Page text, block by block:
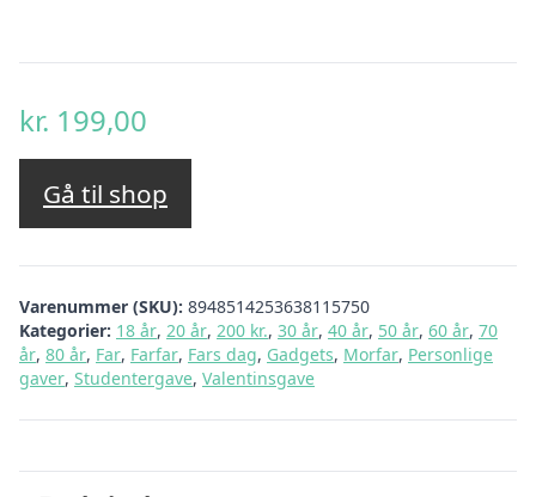
kr. 199,00
Gå til shop
Varenummer (SKU): 8948514253638115750
Kategorier: 18 år, 20 år, 200 kr., 30 år, 40 år, 50 år, 60 år, 70
år, 80 år, Far, Farfar, Fars dag, Gadgets, Morfar, Personlige
gaver, Studentergave, Valentinsgave